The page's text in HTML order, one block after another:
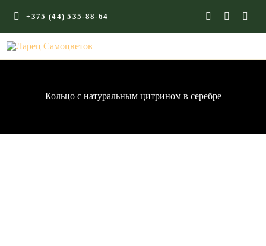
+375 (44) 535-88-64
Кольцо с натуральным цитрином в серебре
ГЛАВНАЯ
ЭНЕРГИЯ ФОРМ
МАГАЗИН